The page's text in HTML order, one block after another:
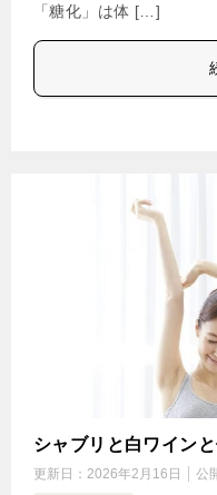
「糖化」は体 […]
シャブリと白ワイン
更新日： 2026年2月16日 公